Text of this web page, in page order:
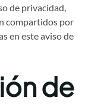
de privacidad,
compartidos por
en este aviso de
de